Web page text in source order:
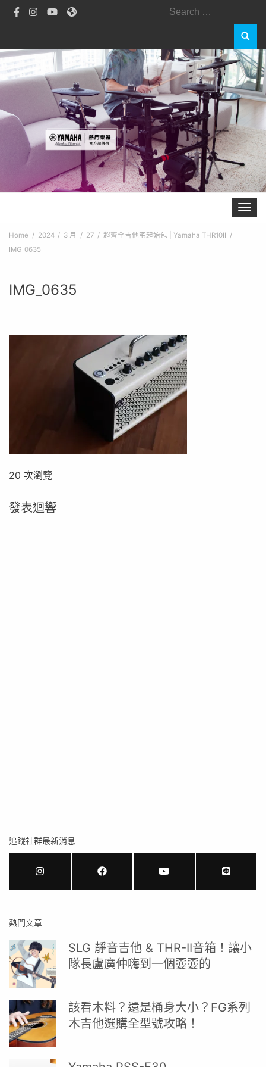
Search
Toggle
Home 2024 3 月 27
超齊全吉他宅起始包 | Yamaha THR10II
IMG_0635
IMG_0635
20 次瀏覽
發表迴響
追蹤社群最新消息
熱門文章
SLG 靜音吉他 & THR-II音箱！讓小
隊長盧廣仲嗨到一個嫑嫑的
該看木料？還是桶身大小？FG系列
木吉他選購全型號攻略！